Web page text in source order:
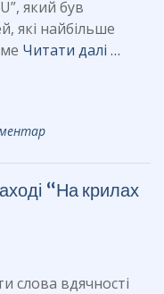
який був
які найбільше
Читати далі …
“На крилах
слова вдячності